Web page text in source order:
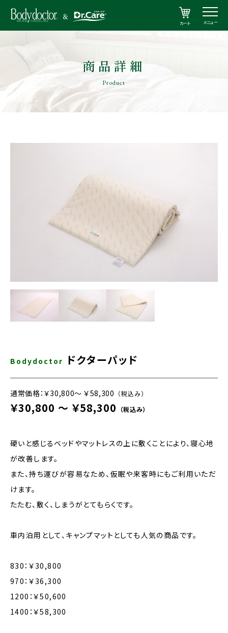
カート メニュー
商品詳細
Product
Bodydoctor ドクターパッド
通常価格： ￥30,800～ ￥58,300 （税込み）
￥30,800 ～ ￥58,300 （税込み）
硬いと感じるベッドやマットレスの上に敷くことにより、寝心地
が改善します。
また、持ち運びが容易なため、仮眠や来客時にもご利用いただ
けます。
たたむ、敷く、しまうがとてもらくです。
車内泊用として、キャンプマットとしても人気の商品です。
830：￥30,800
970：￥36,300
1200：￥50,600
1400：￥58,300